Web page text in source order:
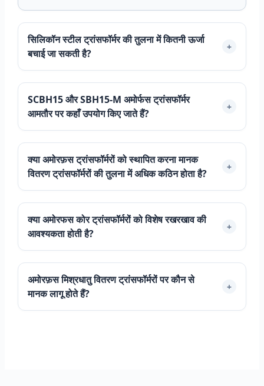
सिलिकॉन स्टील ट्रांसफॉर्मर की तुलना में कितनी ऊर्जा
बचाई जा सकती है?
+
SCBH15 और SBH15-M अमोर्फस ट्रांसफॉर्मर
आमतौर पर कहाँ उपयोग किए जाते हैं?
+
क्या अमोरफ़स ट्रांसफॉर्मरों को स्थापित करना मानक
वितरण ट्रांसफॉर्मरों की तुलना में अधिक कठिन होता है?
+
क्या अमोरफस कोर ट्रांसफॉर्मरों को विशेष रखरखाव की
आवश्यकता होती है?
+
अमोरफ़स मिश्रधातु वितरण ट्रांसफॉर्मरों पर कौन से
मानक लागू होते हैं?
+
العربية